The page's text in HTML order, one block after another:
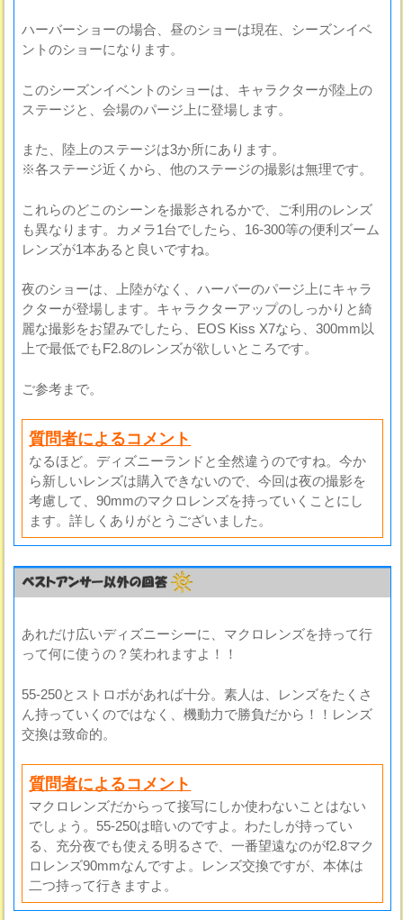
ハーバーショーの場合、昼のショーは現在、シーズンイベ
ントのショーになります。
このシーズンイベントのショーは、キャラクターが陸上の
ステージと、会場のパージ上に登場します。
また、陸上のステージは3か所にあります。
※各ステージ近くから、他のステージの撮影は無理です。
これらのどこのシーンを撮影されるかで、ご利用のレンズ
も異なります。カメラ1台でしたら、16-300等の便利ズーム
レンズが1本あると良いですね。
夜のショーは、上陸がなく、ハーバーのパージ上にキャラ
クターが登場します。キャラクターアップのしっかりと綺
麗な撮影をお望みでしたら、EOS Kiss X7なら、300mm以
上で最低でもF2.8のレンズが欲しいところです。
ご参考まで。
質問者によるコメント
なるほど。ディズニーランドと全然違うのですね。今か
ら新しいレンズは購入できないので、今回は夜の撮影を
考慮して、90mmのマクロレンズを持っていくことにし
ます。詳しくありがとうございました。
あれだけ広いディズニーシーに、マクロレンズを持って行
って何に使うの？笑われますよ！！
55-250とストロボがあれば十分。素人は、レンズをたくさ
ん持っていくのではなく、機動力で勝負だから！！レンズ
交換は致命的。
質問者によるコメント
マクロレンズだからって接写にしか使わないことはない
でしょう。55-250は暗いのですよ。わたしが持ってい
る、充分夜でも使える明るさで、一番望遠なのがf2.8マク
ロレンズ90mmなんですよ。レンズ交換ですが、本体は
二つ持って行きますよ。